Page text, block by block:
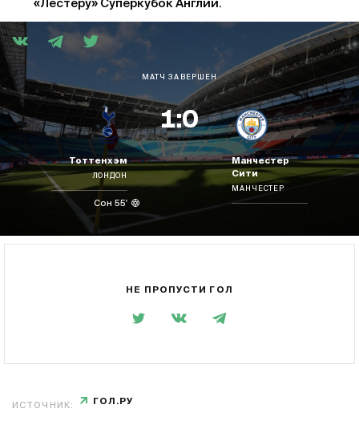
«Лестеру» Суперкубок Англии.
МАТЧ ЗАВЕРШЕН
Тоттенхэм
ЛОНДОН
Сон 55'
1:0
Манчестер
Сити
МАНЧЕСТЕР
НЕ ПРОПУСТИ ГОЛ
ИСТОЧНИК: ГОЛ.РУ